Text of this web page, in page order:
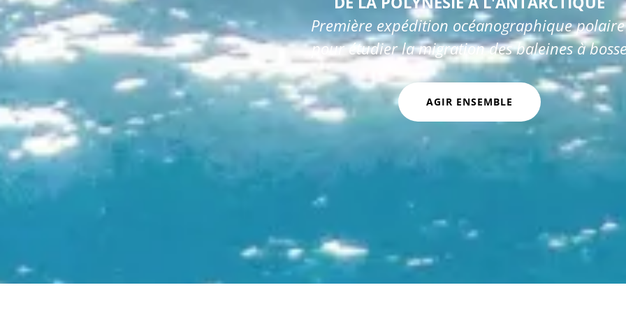
Première expédition océanographique
pour étudier la migration des baleines à
AGIR ENSEMBLE